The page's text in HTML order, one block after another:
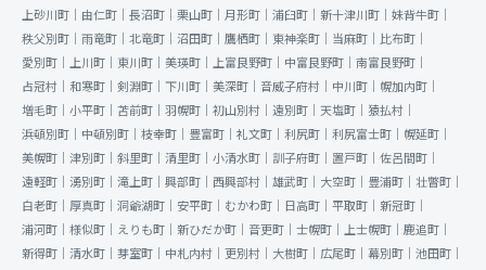
上砂川町｜ 由仁町｜ 長沼町｜ 栗山町｜ 月形町｜ 浦臼町｜ 新十津川町｜ 妹背牛町｜
秩父別町｜ 雨竜町｜ 北竜町｜ 沼田町｜ 鷹栖町｜ 東神楽町｜ 当麻町｜ 比布町｜
愛別町｜ 上川町｜ 東川町｜ 美瑛町｜ 上富良野町｜ 中富良野町｜ 南富良野町｜
占冠村｜ 和寒町｜ 剣淵町｜ 下川町｜ 美深町｜ 音威子府村｜ 中川町｜ 幌加内町｜
増毛町｜ 小平町｜ 苫前町｜ 羽幌町｜ 初山別村｜ 遠別町｜ 天塩町｜ 猿払村｜
浜頓別町｜ 中頓別町｜ 枝幸町｜ 豊富町｜ 礼文町｜ 利尻町｜ 利尻富士町｜ 幌延町｜
美幌町｜ 津別町｜ 斜里町｜ 清里町｜ 小清水町｜ 訓子府町｜ 置戸町｜ 佐呂間町｜
遠軽町｜ 湧別町｜ 滝上町｜ 興部町｜ 西興部村｜ 雄武町｜ 大空町｜ 豊浦町｜ 壮瞥町｜
白老町｜ 厚真町｜ 洞爺湖町｜ 安平町｜ むかわ町｜ 日高町｜ 平取町｜ 新冠町｜
浦河町｜ 様似町｜ えりも町｜ 新ひだか町｜ 音更町｜ 士幌町｜ 上士幌町｜ 鹿追町｜
新得町｜ 清水町｜ 芽室町｜ 中札内村｜ 更別村｜ 大樹町｜ 広尾町｜ 幕別町｜ 池田町｜